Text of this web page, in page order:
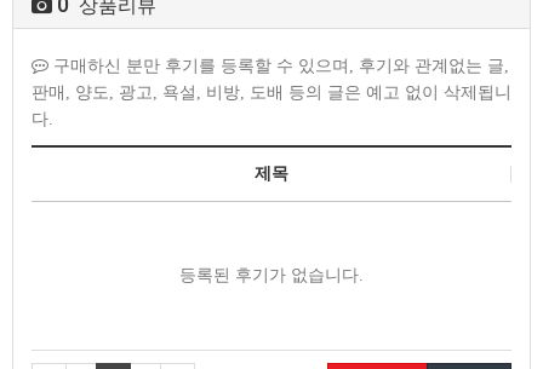
상품리뷰
구매하신 분만 후기를 등록할 수 있으며, 후기와 관계없는 글,
판매, 양도, 광고, 욕설, 비방, 도배 등의 글은 예고 없이 삭제됩니
다.
제목
등록된 후기가 없습니다.